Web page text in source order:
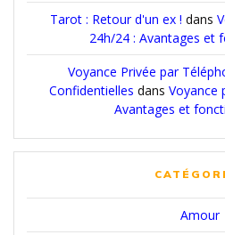
Tarot : Retour d'un ex ! dans
24h/24 : Avantages et
Voyance Privée par
Confidentielles dans Voyance
Avantages et
Amour